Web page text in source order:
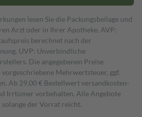
lesen Sie die Packungsbeilage und
Arzt oder in Ihrer Apotheke. AVP:
berechnet nach der
UVP: Unverbindliche
Die angegebenen Preise
Mehrwertsteuer, ggf.
Ab 29,00 € Bestell­wert versand­kosten­
Irrtümer vorbehalten. Alle Angebote
der Vorrat reicht.